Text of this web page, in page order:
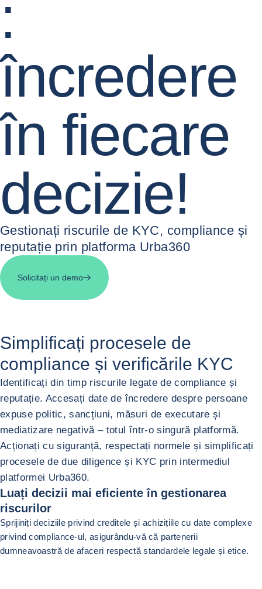
:
încredere
în fiecare
decizie!
Gestionați riscurile de KYC, compliance și
reputație prin platforma Urba360
Solicitați un demo
Simplificați procesele de
compliance și verificările KYC
Identificați din timp riscurile legate de compliance și
reputație. Accesați date de încredere despre persoane
expuse politic, sancțiuni, măsuri de executare și
mediatizare negativă – totul într-o singură platformă.
Acționați cu siguranță, respectați normele și simplificați
procesele de due diligence și KYC prin intermediul
platformei Urba360.
Luați decizii mai eficiente în gestionarea
riscurilor
Sprijiniți deciziile privind creditele și achizițiile cu date complexe
privind compliance-ul, asigurându-vă că partenerii
dumneavoastră de afaceri respectă standardele legale și etice.